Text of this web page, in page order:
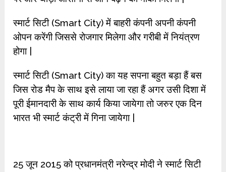
स्मार्ट सिटी (Smart City) में बाहरी कंपनी अपनी कंपनी
ओपन करेंगी जिससे रोजगार मिलेगा और गरीबी में नियंत्रण
होगा |
स्मार्ट सिटी (Smart City) का यह सपना बहुत बड़ा हैं बस
जिस रोड मैप के साथ इसे लाया जा रहा हैं अगर उसी दिशा में
पूरी ईमानदारी के साथ कार्य किया जायेगा तो जरुर एक दिन
भारत भी स्मार्ट कंट्री में गिना जायेगा |
25 जून 2015 को प्रधानमंत्री नरेन्द्र मोदी ने स्मार्ट सिटी